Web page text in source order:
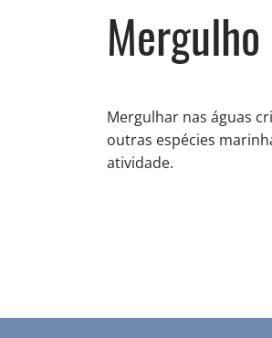
Mergulho
Mergulhar nas águas
outras espécies
atividade.